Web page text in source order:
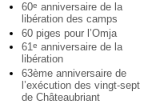
60e anniversaire de la
libération des camps
60 piges pour l’Omja
61e anniversaire de la
libération
63ème anniversaire de
l’exécution des vingt-sept
de Châteaubriant